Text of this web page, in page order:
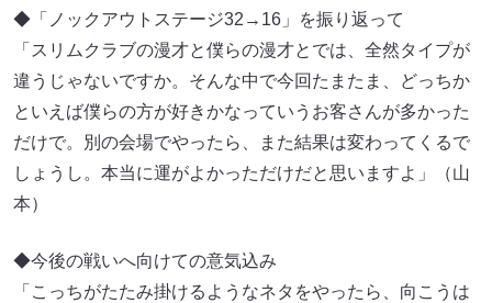
◆「ノックアウトステージ32→16」を振り返って
「スリムクラブの漫才と僕らの漫才とでは、全然タイプが
違うじゃないですか。そんな中で今回たまたま、どっちか
といえば僕らの方が好きかなっていうお客さんが多かった
だけで。別の会場でやったら、また結果は変わってくるで
しょうし。本当に運がよかっただけだと思いますよ」（山
本）
◆今後の戦いへ向けての意気込み
「こっちがたたみ掛けるようなネタをやったら、向こうは